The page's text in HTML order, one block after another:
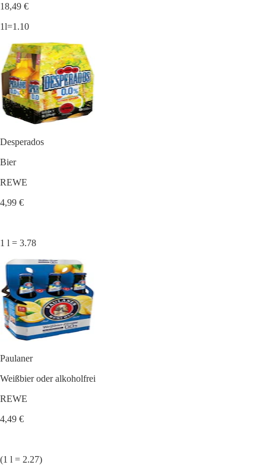
18,49 €
1l=1.10
Desperados
Bier
REWE
4,99 €
1 l = 3.78
Paulaner
Weißbier oder alkoholfrei
REWE
4,49 €
(1 l = 2.27)